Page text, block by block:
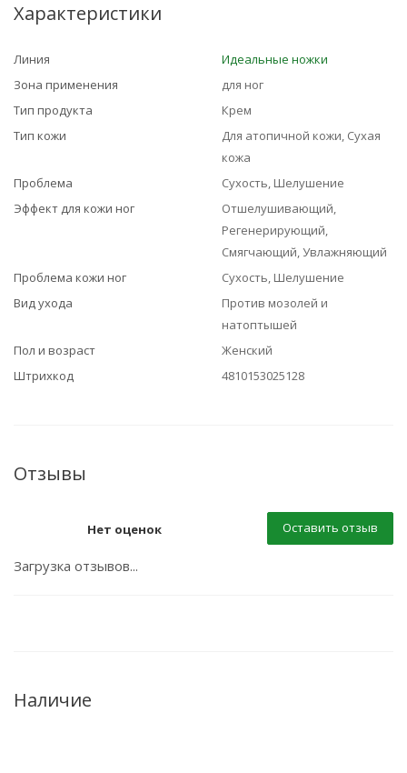
Характеристики
Линия
Идеальные ножки
Зона применения
для ног
Тип продукта
Крем
Тип кожи
Для атопичной кожи, Сухая
кожа
Проблема
Сухость, Шелушение
Эффект для кожи ног
Отшелушивающий,
Регенерирующий,
Смягчающий, Увлажняющий
Проблема кожи ног
Сухость, Шелушение
Вид ухода
Против мозолей и
натоптышей
Пол и возраст
Женский
Штрихкод
4810153025128
Отзывы
Нет оценок Оставить отзыв
Загрузка отзывов...
Наличие